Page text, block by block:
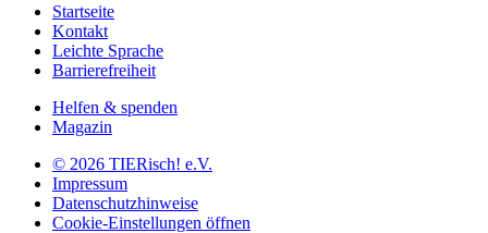
Startseite
Kontakt
Leichte Sprache
Barrierefreiheit
Helfen & spenden
Magazin
© 2026 TIERisch! e.V.
Impressum
Datenschutzhinweise
Cookie-Einstellungen öffnen